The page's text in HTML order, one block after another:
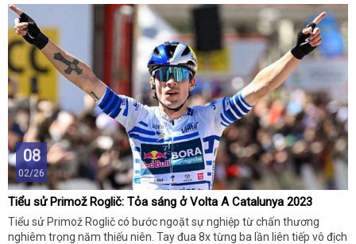
08
02/26
Tiểu sử Primož Roglič: Tỏa sáng ở Volta A Catalunya 2023
Tiểu sử Primož Roglič có bước ngoặt sự nghiệp từ chấn thương
nghiêm trọng năm thiếu niên. Tay đua 8x từng ba lần liên tiếp vô địch